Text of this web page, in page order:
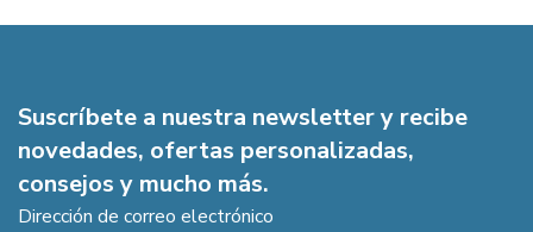
Suscríbete a nuestra newsletter y recibe
novedades, ofertas personalizadas,
consejos y mucho más.
Dirección de correo electrónico